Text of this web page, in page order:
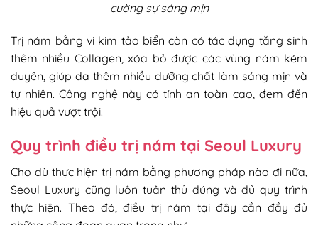
cường sự sáng mịn
Trị nám bằng vi kim tảo biển còn có tác dụng tăng sinh
thêm nhiều Collagen, xóa bỏ được các vùng nám kém
duyên, giúp da thêm nhiều dưỡng chất làm sáng mịn và
tự nhiên. Công nghệ này có tính an toàn cao, đem đến
hiệu quả vượt trội.
Quy trình điều trị nám tại Seoul Luxury
Cho dù thực hiện trị nám bằng phương pháp nào đi nữa,
Seoul Luxury cũng luôn tuân thủ đúng và đủ quy trình
thực hiện. Theo đó, điều trị nám tại đây cần đầy đủ